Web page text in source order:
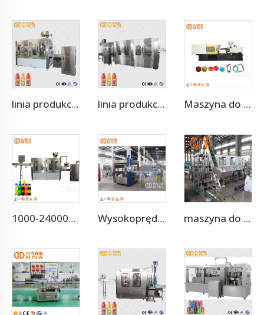
linia produkcyjna do skumulowanego soku 3000-4000BPH linia produkcyjna do napojów z sokiem owocowym 500 ml 12000BPH Maszyna do Formowania Szyjek Butelek dla Zwierząt Masażyny do Formowania Plastikowego Cena
1000-24000BPH Maszyna do napełniania butelek wodą gazowaną, napojem gazowanym Wysokoprędkościowa maszyna do naklejania etykiet z samoprzylepnym klejem topionym OPP, 12000 BPH maszyna do butelkowania wody 300 Bph 5 galonów